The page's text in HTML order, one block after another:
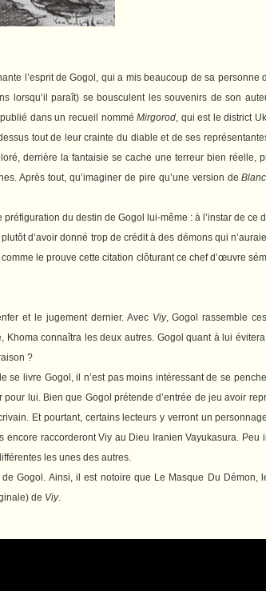
l’esprit de Gogol, qui a mis beaucoup de sa personne
lorsqu’il paraît) se bousculent les souvenirs de son
dans un recueil nomméMirgorod , qui est le district
tout de leur crainte du diable et de ses
derrière la fantaisie se cache une terreur bien réelle,
Après tout, qu’imaginer de pire qu’une version de
du destin de Gogol lui-même : à l’instar de ce
d’avoir donné trop de crédit à des démons qui
le prouve cette citation clôturant ce chef d’œuvre
et le jugement dernier. Avec Viy, Gogol rassemble
Khoma connaîtra les deux autres. Gogol quant à lui
?
livre Gogol, il n’est pas moins intéressant de se
lui. Bien que Gogol prétende d’entrée de jeu avoir
Et pourtant, certains lecteurs y verront un
raccorderont Viy au Dieu Iranien Vayukasura. Peu
les unes des autres.
Gogol. Ainsi, il est notoire que Le Masque Du Démon ,
de Viy.